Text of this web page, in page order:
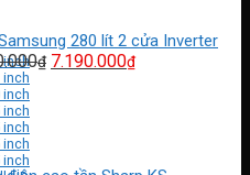
inch
inch
inch
inch
inch
inch
inch
280 lít 2 cửa Inverter
₫ Giá
7.190.000₫Giá